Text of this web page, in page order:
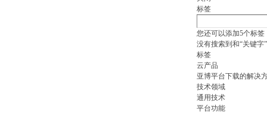
标签
您还可以添加5个标签
没有搜索到和“关键字
标签
云产品
亚博平台下载的解决
技术领域
通用技术
平台功能